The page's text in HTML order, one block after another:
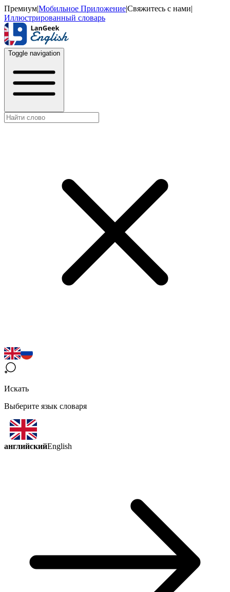
Премиум|Мобильное Приложение|Свяжитесь с нами|
Иллюстрированный словарь
Toggle navigation
Искать
Выберите язык словаря
английскийEnglish